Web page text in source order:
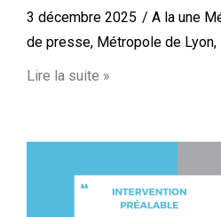
3 décembre 2025 A la une
de presse, Métropole de Lyon,
Lire la suite »